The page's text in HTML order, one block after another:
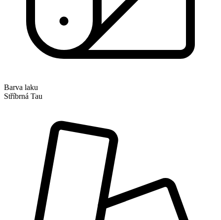
Barva laku
Stříbrná Tau